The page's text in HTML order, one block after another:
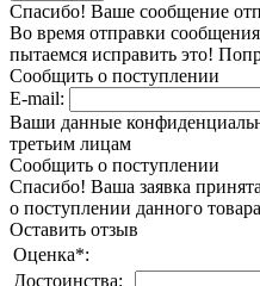
Спасибо! Ваше сообщение
Во время отправки
пытаемся исправить это!
Сообщить о поступлении
E-mail:
Ваши данные
третьим лицам
Сообщить о поступлении
Спасибо! Ваша заявка
о поступлении данного
Оставить отзыв
Оценка*:
Достоинства: